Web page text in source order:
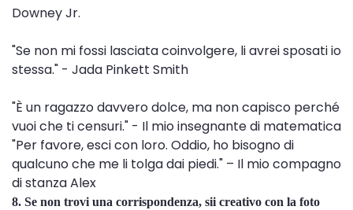
Downey Jr.
"Se non mi fossi lasciata coinvolgere, li avrei sposati io
stessa." - Jada Pinkett Smith
"È un ragazzo davvero dolce, ma non capisco perché
vuoi che ti censuri." - Il mio insegnante di matematica
"Per favore, esci con loro. Oddio, ho bisogno di
qualcuno che me li tolga dai piedi." – Il mio compagno
di stanza Alex
8. Se non trovi una corrispondenza, sii creativo con la foto